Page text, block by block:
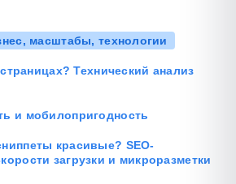
масштабы, технологии
Технический анализ
и мобилопригодность
красивые? SEO-
загрузки и микроразметки